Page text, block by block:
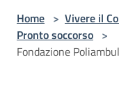
Home > Vivere il
Pronto soccorso >
Fondazione